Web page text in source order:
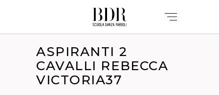
ASPIRANTI 2
CAVALLI REBECCA
VICTORIA37